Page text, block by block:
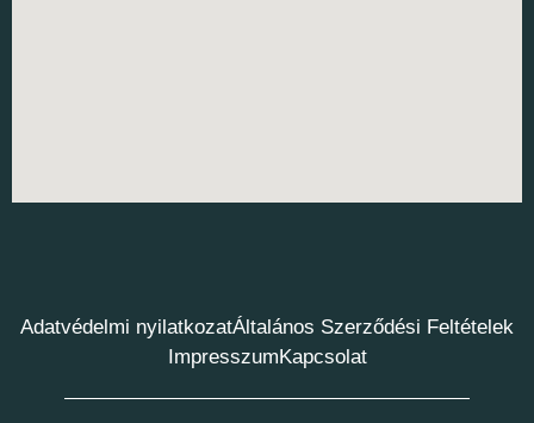
Adatvédelmi nyilatkozatÁltalános Szerződési Feltételek
Impresszum Kapcsolat